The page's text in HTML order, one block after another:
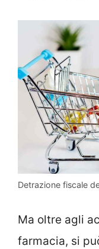
Detrazione fiscale
Ma oltre agli
farmacia, si